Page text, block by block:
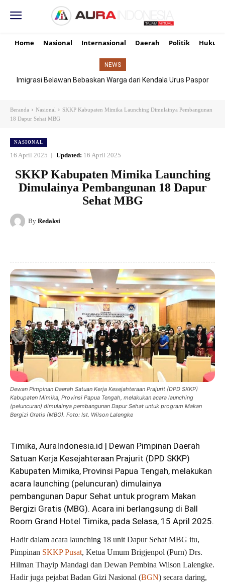
Home Nasional Internasional Daerah Politik Hukum
NEWS
Imigrasi Belawan Bebaskan Warga dari Kendala Urus Paspor
Beranda Nasional
SKKP Kabupaten Mimika Launching Dimulainya Pembangunan
18 Dapur Sehat MBG
NASIONAL
16 April 2025 Updated: 16 April 2025
SKKP Kabupaten Mimika Launching
Dimulainya Pembangunan 18 Dapur
Sehat MBG
By Redaksi
Dewan Pimpinan Daerah Satuan Kerja Kesejahteraan Prajurit (DPD SKKP)
Kabupaten Mimika, Provinsi Papua Tengah, melakukan acara launching
(peluncuran) dimulainya pembangunan Dapur Sehat untuk program Makan
Bergizi Gratis (MBG). Foto: Ist. Wilson Lalengke
Timika, AuraIndonesia.id | Dewan Pimpinan Daerah
Satuan Kerja Kesejahteraan Prajurit (DPD SKKP)
Kabupaten Mimika, Provinsi Papua Tengah, melakukan
acara launching (peluncuran) dimulainya
pembangunan Dapur Sehat untuk program Makan
Bergizi Gratis (MBG). Acara ini berlangsung di Ball
Room Grand Hotel Timika, pada Selasa, 15 April 2025.
Hadir dalam acara launching 18 unit Dapur Sehat MBG itu,
Pimpinan SKKP Pusat, Ketua Umum Brigjenpol (Purn) Drs.
Hilman Thayip Mandagi dan Dewan Pembina Wilson Lalengke.
Hadir juga pejabat Badan Gizi Nasional (BGN) secara daring,